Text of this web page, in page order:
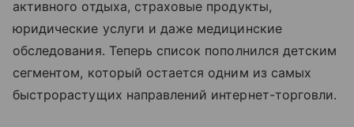
активного отдыха, страховые продукты,
юридические услуги и даже медицинские
обследования. Теперь список пополнился детским
сегментом, который остается одним из самых
быстрорастущих направлений интернет-торговли.